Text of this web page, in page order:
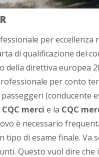
per eccellenza
di qualificazione del
della direttiva europea
per conto
(conducente
CQC merci e la CQC
è necessario
tipo di esame finale. Va
Questo vuol dire